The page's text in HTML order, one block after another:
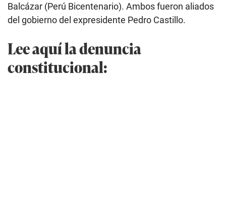
Balcázar (Perú Bicentenario). Ambos fueron aliados
del gobierno del expresidente Pedro Castillo.
Lee aquí la denuncia
constitucional: